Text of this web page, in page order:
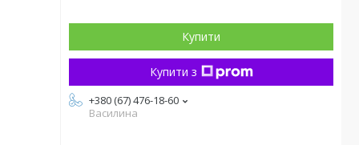
Купити
Купити з
+380 (67) 476-18-60
Василина